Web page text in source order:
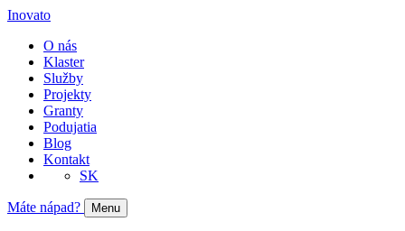
Inovato
O nás
Klaster
Služby
Projekty
Granty
Podujatia
Blog
Kontakt
SK
Máte nápad? Menu